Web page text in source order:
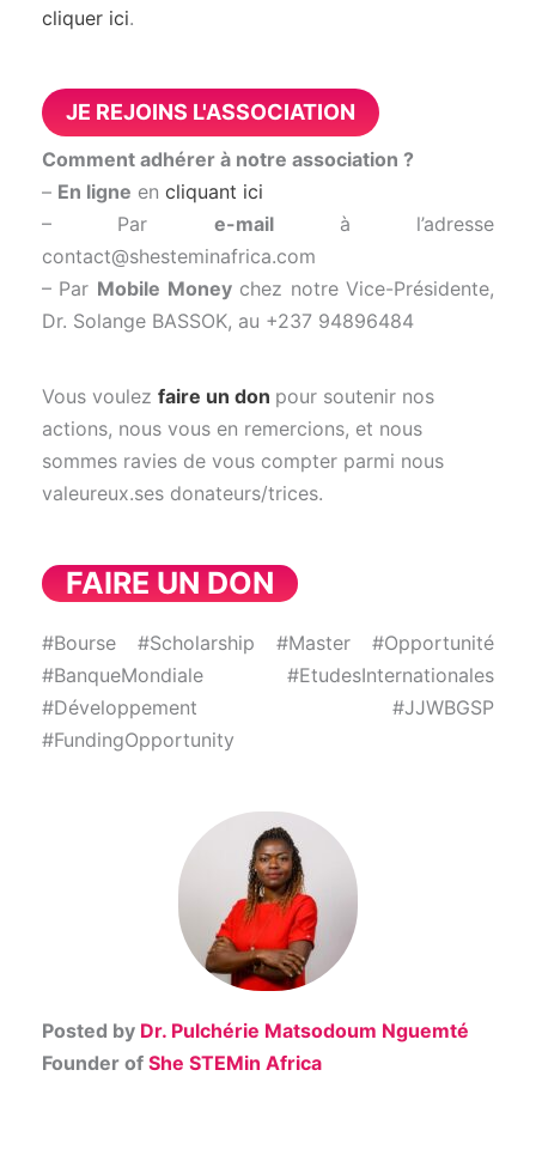
cliquer ici.
JE REJOINS L'ASSOCIATION
Comment adhérer à notre association ?
– En ligne en cliquant ici
– Par e-mailà l’adresse
contact@shesteminafrica.com
– Par Mobile Moneychez notre Vice-Présidente,
Dr. Solange BASSOK, au +237 94896484
Vous voulez faire un don pour soutenir nos
actions, nous vous en remercions, et nous
sommes ravies de vous compter parmi nous
valeureux.ses donateurs/trices.
FAIRE UN DON
#Bourse #Scholarship #Master #Opportunité
#BanqueMondiale #EtudesInternationales
#Développement #JJWBGSP
#FundingOpportunity
Posted by Dr. Pulchérie Matsodoum Nguemté
Founder of She STEMin Africa